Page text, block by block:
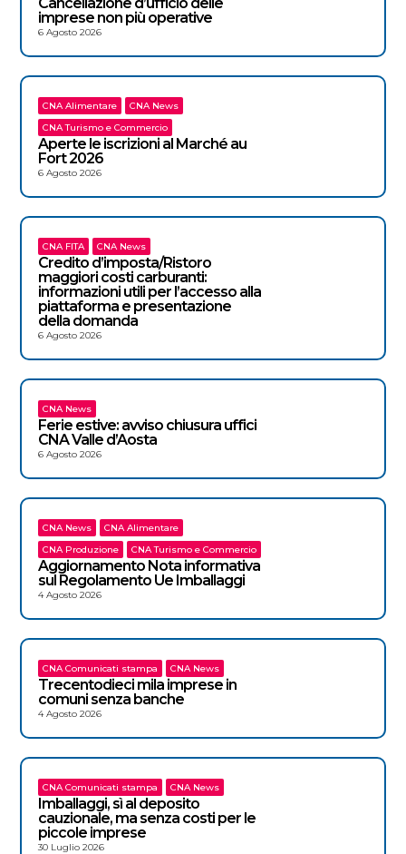
imprese non più operative
6 Agosto 2026
CNA Alimentare
CNA News
CNA Turismo e Commercio
Aperte le iscrizioni al Marché au
Fort 2026
6 Agosto 2026
CNA FITA CNA News
Credito d’imposta/Ristoro
maggiori costi carburanti:
informazioni utili per l’accesso alla
piattaforma e presentazione
della domanda
6 Agosto 2026
CNA News
Ferie estive: avviso chiusura uffici
CNA Valle d’Aosta
6 Agosto 2026
CNA News
CNA Alimentare
CNA Produzione
CNA Turismo e Commercio
Aggiornamento Nota informativa
sul Regolamento Ue Imballaggi
4 Agosto 2026
CNA Comunicati stampa CNA News
Trecentodieci mila imprese in
comuni senza banche
4 Agosto 2026
CNA Comunicati stampa CNA News
Imballaggi, sì al deposito
cauzionale, ma senza costi per le
piccole imprese
30 Luglio 2026